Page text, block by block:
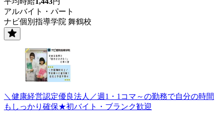
アルバイト・パート
ナビ個別指導学院 舞鶴校
＼健康経営認定優良法人／週1・1コマ～の勤務で自分の時間
もしっかり確保★初バイト・ブランク歓迎